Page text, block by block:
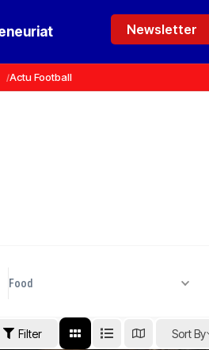
Newsletter
Actu Football
Food
Filter Sort By